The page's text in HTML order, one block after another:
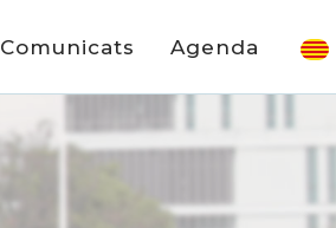
Comunicats Agenda